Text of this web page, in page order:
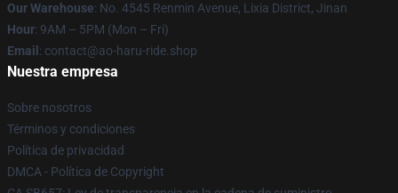
Our Warehouse: No. 4545 Renmin Avenue, Lixia District, Jinan
Hour: 9AM – 5PM (Mon – Fri)
Email : contact@ao-haru-ride.shop
Nuestra empresa
Sobre nosotros
Términos y condiciones
Política de privacidad
DMCA - Política de Copyright